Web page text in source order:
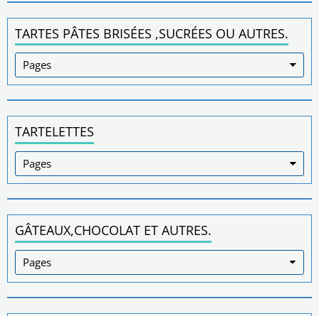
TARTES PÂTES BRISÉES ,SUCRÉES OU AUTRES.
TARTELETTES
GÂTEAUX,CHOCOLAT ET AUTRES.